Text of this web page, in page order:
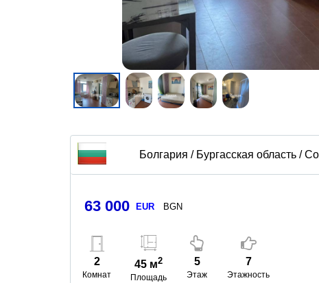
Болгария / Бургасская область /
63 000 EUR BGN
2
Комнат
45 м2
Площадь
5
Этаж
7
Этажность